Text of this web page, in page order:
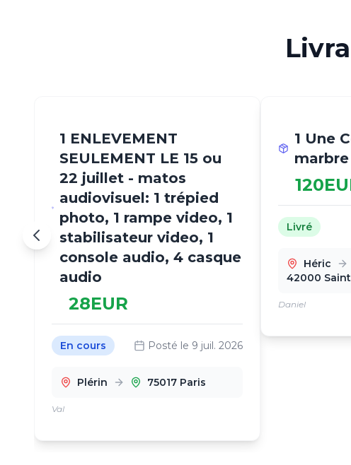
1 ENLEVEMENT
SEULEMENT LE 15 ou
22 juillet - matos
audiovisuel: 1 trépied
photo, 1 rampe video, 1
stabilisateur video, 1
console audio, 4 casque
audio
28EUR
En cours Posté le 9 juil. 2026
Plérin 75017 Paris
Val
1 Une
marbre
120
Livré
Héric
42000
Daniel